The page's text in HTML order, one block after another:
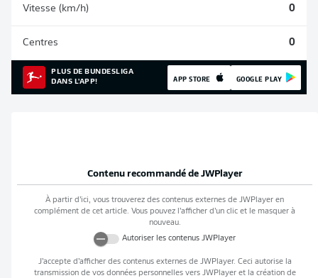
Vitesse (km/h) 0
Centres 0
PLUS DE BUNDESLIGA
DANS L'APP!
APP STORE GOOGLE PLAY
Contenu recommandé de JWPlayer
À partir d’ici, vous trouverez des contenus externes de JWPlayer en
complément de cet article. Vous pouvez l’afficher d’un clic et le masquer à
nouveau.
Autoriser les contenus JWPlayer
J’accepte d’afficher des contenus externes de JWPlayer. Ceci autorise la
transmission de vos données personnelles vers JWPlayeret la création de